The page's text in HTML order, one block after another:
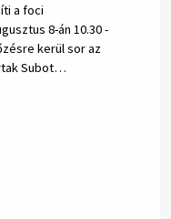
a foci
8-án 10.30 -
kerül sor az
Subot…